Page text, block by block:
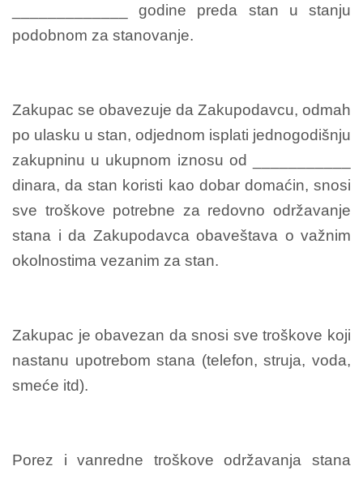
_____________ godine preda stan u stanju
podobnom za stanovanje.
Zakupac se obavezuje da Zakupodavcu, odmah
po ulasku u stan, odjednom isplati jednogodišnju
zakupninu u ukupnom iznosu od ___________
dinara, da stan koristi kao dobar domaćin, snosi
sve troškove potrebne za redovno održavanje
stana i da Zakupodavca obaveštava o važnim
okolnostima vezanim za stan.
Zakupac je obavezan da snosi sve troškove koji
nastanu upotrebom stana (telefon, struja, voda,
smeće itd).
Porez i vanredne troškove održavanja stana